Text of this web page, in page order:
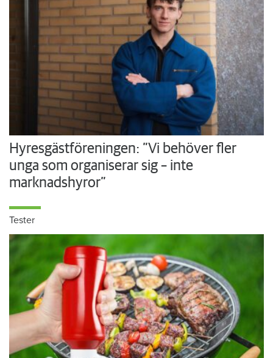
Hyresgästföreningen: ”Vi behöver fler
unga som organiserar sig – inte
marknadshyror”
Tester